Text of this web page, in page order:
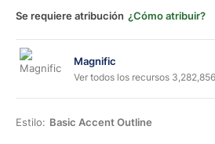
Se requiere atribución ¿Cómo atribuir?
Magnific
Ver todos los recursos 3,282,856
Estilo: Basic Accent Outline